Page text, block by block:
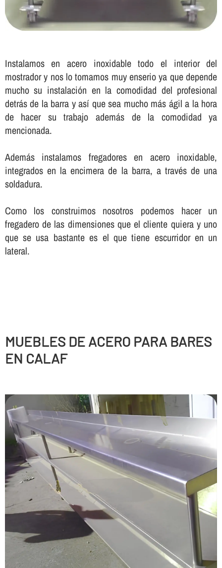
Instalamos en acero inoxidable todo el interior del
mostrador y nos lo tomamos muy enserio ya que depende
mucho su instalación en la comodidad del profesional
detrás de la barra y así­ que sea mucho más ágil a la hora
de hacer su trabajo además de la comodidad ya
mencionada.
Además instalamos fregadores en acero inoxidable,
integrados en la encimera de la barra, a través de una
soldadura.
Como los construimos nosotros podemos hacer un
fregadero de las dimensiones que el cliente quiera y uno
que se usa bastante es el que tiene escurridor en un
lateral.
MUEBLES DE ACERO PARA BARES
EN CALAF